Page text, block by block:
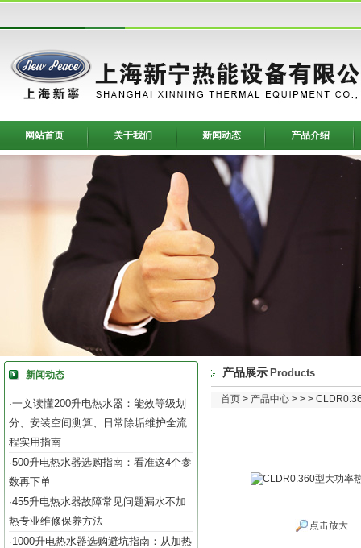
网站首页 关于我们 新闻动态 产品介绍
新闻动态
·一文读懂200升电热水器：能效等级划
分、安装空间测算、日常除垢维护全流
程实用指南
·500升电热水器选购指南：看准这4个参
数再下单
·455升电热水器故障常见问题漏水不加
热专业维修保养方法
·1000升电热水器选购避坑指南：从加热
产品展示 Products
首页 > 产品中心 > > >
点击放大